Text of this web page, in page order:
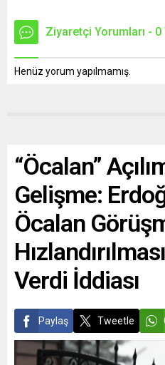
Ziyaretçi Yorumları - 0
Henüz yorum yapılmamış.
“Öcalan”
Gelişme:
Öcalan
Verdi İddiası
Paylaş Tweetle